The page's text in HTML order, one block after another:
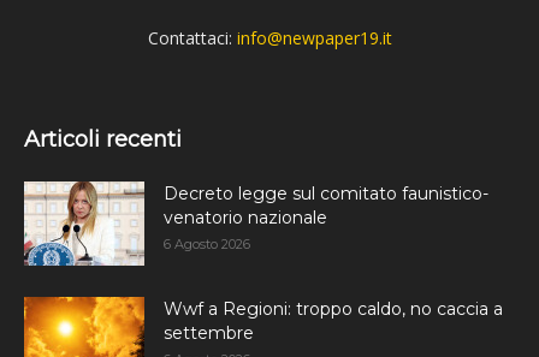
Contattaci: info@newpaper19.it
Articoli recenti
Decreto legge sul comitato faunistico-
venatorio nazionale
6 Agosto 2026
Wwf a Regioni: troppo caldo, no caccia a
settembre